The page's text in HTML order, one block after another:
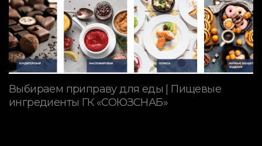
Выбираем приправу для еды | Пищевые
ингредиенты ГК «СОЮЗСНАБ»